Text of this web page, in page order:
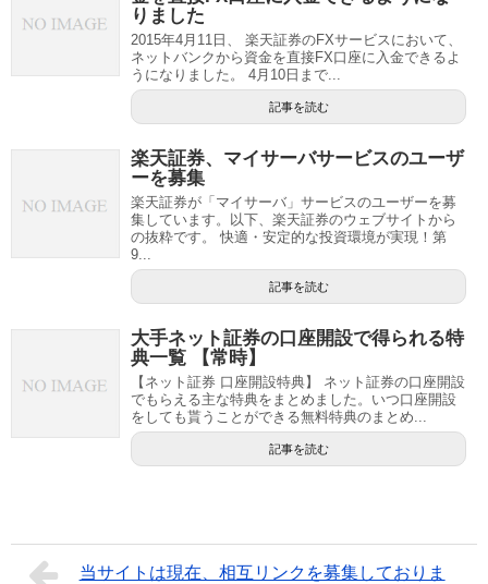
りました
2015年4月11日、 楽天証券のFXサービスにおいて、
ネットバンクから資金を直接FX口座に入金できるよ
うになりました。 4月10日まで...
記事を読む
楽天証券、マイサーバサービスのユーザ
ーを募集
楽天証券が「マイサーバ」サービスのユーザーを募
集しています。以下、楽天証券のウェブサイトから
の抜粋です。 快適・安定的な投資環境が実現！第
9...
記事を読む
大手ネット証券の口座開設で得られる特
典一覧 【常時】
【ネット証券 口座開設特典】 ネット証券の口座開設
でもらえる主な特典をまとめました。いつ口座開設
をしても貰うことができる無料特典のまとめ...
記事を読む
当サイトは現在、相互リンクを募集しておりま